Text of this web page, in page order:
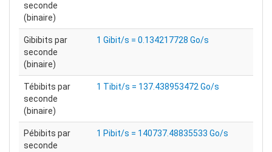
seconde
(binaire)
Gibibits par
seconde
(binaire)
1 Gibit/s = 0.134217728 Go/s
Tébibits par
seconde
(binaire)
1 Tibit/s = 137.438953472 Go/s
Pébibits par
seconde
1 Pibit/s = 140737.48835533 Go/s